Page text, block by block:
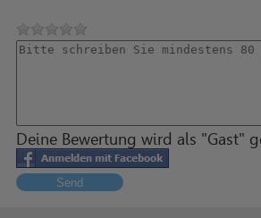
Deine Bewertung wird als "Gast"
Send